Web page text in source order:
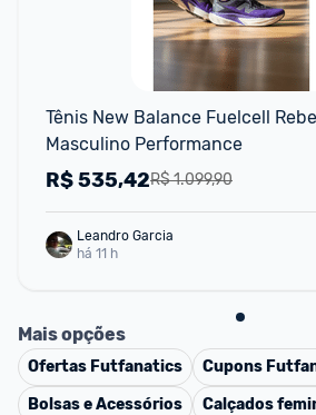
Tênis New Balance Fuelcell
Masculino Performance
R$ 1.099,90
R$535,42
Leandro Garcia
há 11 h
Mais opções
Ofertas Futfanatics Cupons
Bolsas e Acessórios
Calçados